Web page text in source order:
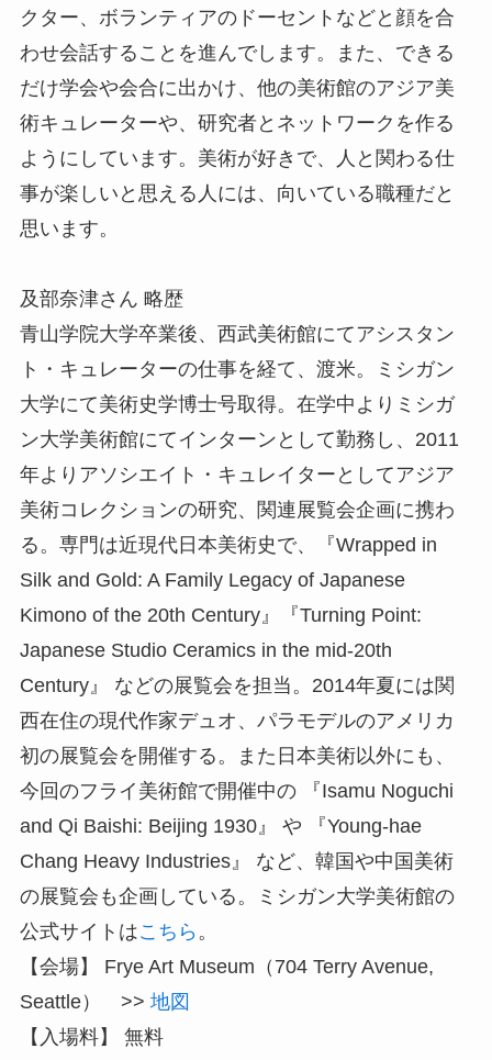
クター、ボランティアのドーセントなどと顔を合
わせ会話することを進んでします。また、できる
だけ学会や会合に出かけ、他の美術館のアジア美
術キュレーターや、研究者とネットワークを作る
ようにしています。美術が好きで、人と関わる仕
事が楽しいと思える人には、向いている職種だと
思います。
及部奈津さん 略歴
青山学院大学卒業後、西武美術館にてアシスタン
ト・キュレーターの仕事を経て、渡米。ミシガン
大学にて美術史学博士号取得。在学中よりミシガ
ン大学美術館にてインターンとして勤務し、2011
年よりアソシエイト・キュレイターとしてアジア
美術コレクションの研究、関連展覧会企画に携わ
る。専門は近現代日本美術史で、『Wrapped in
Silk and Gold: A Family Legacy of Japanese
Kimono of the 20th Century』『Turning Point:
Japanese Studio Ceramics in the mid-20th
Century』 などの展覧会を担当。2014年夏には関
西在住の現代作家デュオ、パラモデルのアメリカ
初の展覧会を開催する。また日本美術以外にも、
今回のフライ美術館で開催中の 『Isamu Noguchi
and Qi Baishi: Beijing 1930』 や 『Young-hae
Chang Heavy Industries』 など、韓国や中国美術
の展覧会も企画している。ミシガン大学美術館の
公式サイトはこちら 。
【会場】 Frye Art Museum（704 Terry Avenue,
Seattle） >> 地図
【入場料】 無料